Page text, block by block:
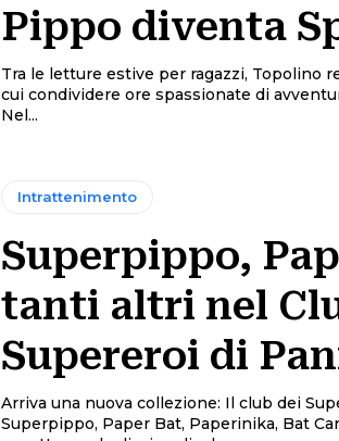
Pippo diventa
Tra le letture estive per ragazzi, Topolino
cui condividere ore spassionate di
Nel...
Intrattenimento
Superpippo,
tanti altri nel
Supereroi di
Arriva una nuova collezione: Il club dei
Superpippo, Paper Bat, Paperinika, Bat